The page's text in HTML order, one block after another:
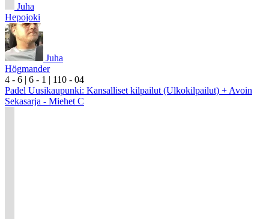
Juha
Hepojoki
Juha
Högmander
4 - 6 | 6 - 1 | 110 - 04
Padel Uusikaupunki: Kansalliset kilpailut (Ulkokilpailut) + Avoin
Sekasarja - Miehet C